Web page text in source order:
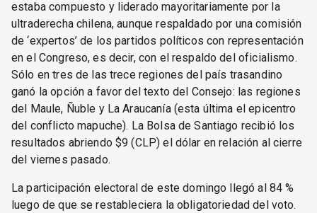
estaba compuesto y liderado mayoritariamente por la
ultraderecha chilena, aunque respaldado por una comisión
de ‘expertos’ de los partidos políticos con representación
en el Congreso, es decir, con el respaldo del oficialismo.
Sólo en tres de las trece regiones del país trasandino
ganó la opción a favor del texto del Consejo: las regiones
del Maule, Ñuble y La Araucanía (esta última el epicentro
del conflicto mapuche). La Bolsa de Santiago recibió los
resultados abriendo $9 (CLP) el dólar en relación al cierre
del viernes pasado.
La participación electoral de este domingo llegó al 84 %
luego de que se restableciera la obligatoriedad del voto.